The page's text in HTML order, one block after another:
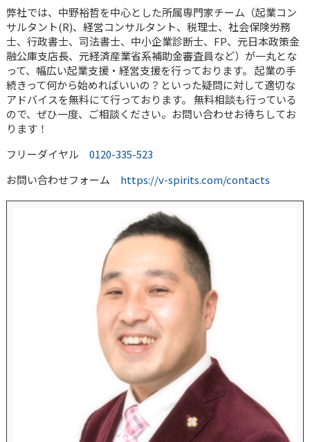
弊社では、中野裕哲を中心とした所属専門家チーム（起業コン
サルタント(R)、経営コンサルタント、税理士、社会保険労務
士、行政書士、司法書士、中小企業診断士、FP、元日本政策金
融公庫支店長、元経済産業省系補助金審査員など）が一丸とな
って、幅広い起業支援・経営支援を行っております。 起業の手
続きって何から始めればいいの？といった疑問に対して適切な
アドバイスを無料にて行っております。 無料相談も行っている
ので、ぜひ一度、ご相談ください。お問い合わせお待ちしてお
ります！
フリーダイヤル 0120-335-523
お問い合わせフォーム https://v-spirits.com/contacts